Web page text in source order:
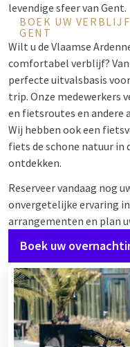
levendige sfeer van Gent.
BOEK UW
GENT
Wilt u de Vlaamse
comfortabel verblijf?
perfecte uitvalsbasis
trip. Onze medewerkers
en fietsroutes en andere
Wij hebben ook een
fiets de schone natuur
ontdekken.
Reserveer vandaag nog
onvergetelijke ervaring
arrangementen en plan
Boek uw